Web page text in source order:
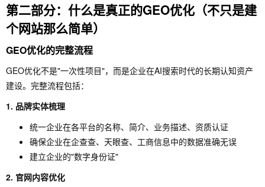
第二部分：什么是真正的GEO优化（不只是建
个网站那么简单）
GEO优化的完整流程
GEO优化不是"一次性项目"，而是企业在AI搜索时代的长期认知资产
建设。完整流程包括：
1. 品牌实体梳理
统一企业在各平台的名称、简介、业务描述、资质认证
确保企业在企查查、天眼查、工商信息中的数据准确无误
建立企业的"数字身份证"
2. 官网内容优化